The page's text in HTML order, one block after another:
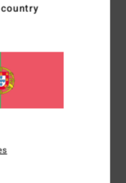
e forro feito de
reciclado, 18%